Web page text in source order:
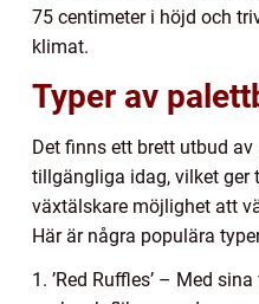
75 centimeter i höjd och
klimat.
Typer av
Det finns ett brett utbud
tillgängliga idag, vilket ger
växtälskare möjlighet att
Här är några populära
1. ’Red Ruffles’ – Med